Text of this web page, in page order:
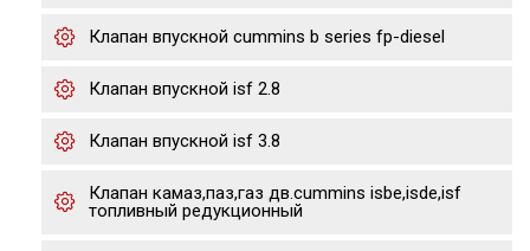
Клапан впускной cummins b series fp-diesel
Клапан впускной isf 2.8
Клапан впускной isf 3.8
Клапан камаз,паз,газ дв.cummins isbe,isde,isf
топливный редукционный